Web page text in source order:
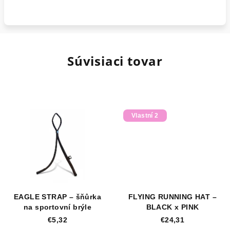
Súvisiaci tovar
EAGLE STRAP – šňůrka
na sportovní brýle
€5,32
Vlastní 2
FLYING RUNNING HAT –
BLACK x PINK
€24,31